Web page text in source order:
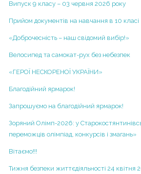
Початкова школа
ІІ курс
ІІІ курс
ІV курс
V курс
VІ курс
VІІ курс
2013-2014 н.р.
І курс
2014-2015 н.р.
Проектна діяльність
освіти
Правила прийому
Порядок зарахування учнів до гімназії
Додаткові освітні послуги
Порядок розгляду заяв про булінг
Навчання дітей з особливими
АДАПТИВНОГО КАРАНТИНУ
Випуск 9 класу – 03 червня 2026 року
Прийом документів на навчання в 10 класі
«Доброчесність – наш свідомий вибір!»
Велосипед та самокат-рух без небезпек
«ГЕРОЇ НЕСКОРЕНОЇ УКРАЇНИ»
Благодійний ярмарок!
Запрошуємо на благодійний ярмарок!
Зоряний Олімп-2026: у
переможців олімпіад, конкурсів і змагань»
Вітаємо!!!
Тижня безпеки життєдіяльності 24 квітня